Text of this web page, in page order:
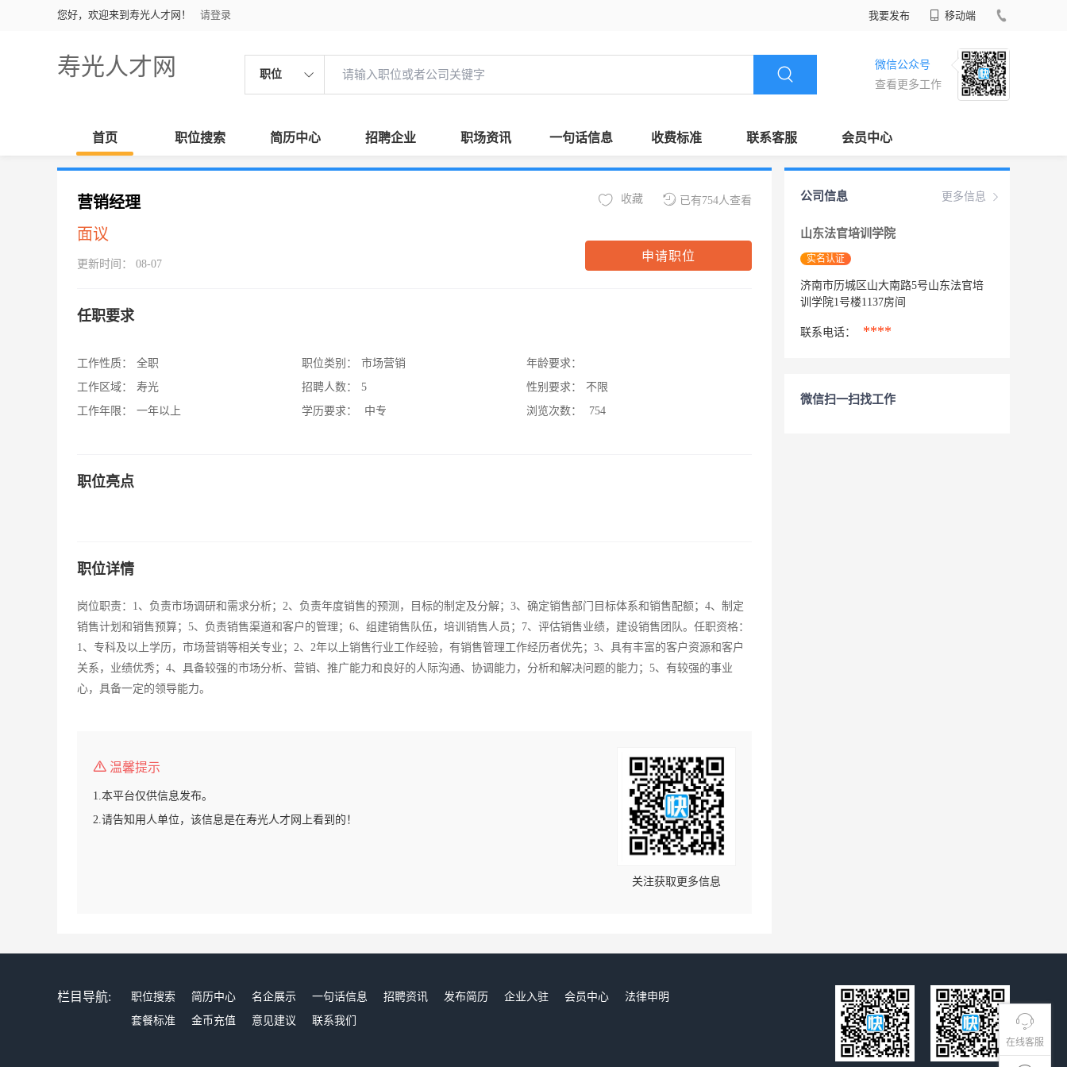
您好，欢迎来到寿光人才网！ 请登录 我要发布 移动端
寿光人才网 职位
微信公众号
查看更多工作
首页 职位搜索 简历中心 招聘企业 职场资讯 一句话信息 收费标准 联系客服 会员中心
在线客服
营销经理
面议
更新时间： 08-07
已有754人查看
收藏
申请职位
任职要求
工作性质：
全职
工作区域：
寿光
工作年限：
一年以上
职位类别：
市场营销
招聘人数：
5
学历要求：
中专
年龄要求：
性别要求：
不限
浏览次数：
754
职位亮点
职位详情
岗位职责：1、负责市场调研和需求分析；2、负责年度销售的预测，目标的制定及分解；3、确定销售部门目标体系和销售配额；4、制定
销售计划和销售预算；5、负责销售渠道和客户的管理；6、组建销售队伍，培训销售人员；7、评估销售业绩，建设销售团队。任职资格：
1、专科及以上学历，市场营销等相关专业；2、2年以上销售行业工作经验，有销售管理工作经历者优先；3、具有丰富的客户资源和客户
关系，业绩优秀；4、具备较强的市场分析、营销、推广能力和良好的人际沟通、协调能力，分析和解决问题的能力；5、有较强的事业
心，具备一定的领导能力。
温馨提示
1.本平台仅供信息发布。
2.请告知用人单位，该信息是在寿光人才网上看到的！
关注获取更多信息
更多信息
公司信息
山东法官培训学院
实名认证
济南市历城区山大南路5号山东法官培
训学院1号楼1137房间
联系电话： ****
微信扫一扫找工作
栏目导航: 职位搜索 简历中心 名企展示 一句话信息 招聘资讯 发布简历 企业入驻 会员中心
法律申明
套餐标准
金币充值 意见建议 联系我们